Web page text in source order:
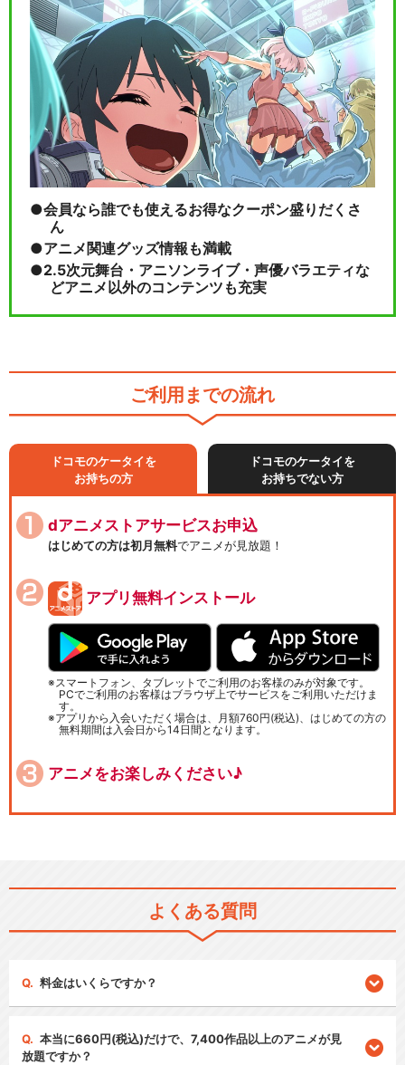
会員なら誰でも使えるお得なクーポン盛りだくさ
ん
アニメ関連グッズ情報も満載
2.5次元舞台・アニソンライブ・声優バラエティな
どアニメ以外のコンテンツも充実
ご利用までの流れ
ドコモのケータイを
お持ちの方
ドコモのケータイを
お持ちでない方
dアニメストアサービスお申込
はじめての方は初月無料でアニメが見放題！
アプリ無料インストール
スマートフォン、タブレットでご利用のお客様のみが対象です。
PCでご利用のお客様はブラウザ上でサービスをご利用いただけま
す。
アプリから入会いただく場合は、月額760円(税込)、はじめての方の
無料期間は入会日から14日間となります。
アニメをお楽しみください♪
よくある質問
料金はいくらですか？
本当に660円(税込)だけで、7,400作品以上のアニメが見
放題ですか？